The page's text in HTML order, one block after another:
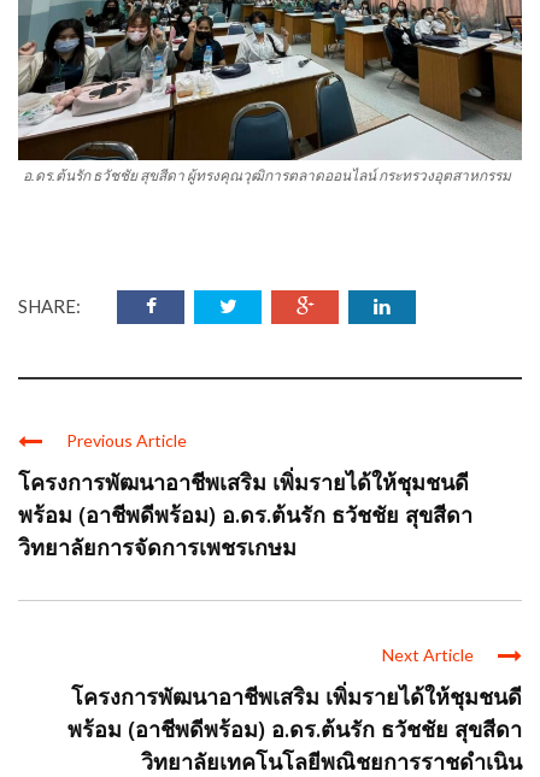
อ.ดร.ต้นรัก ธวัชชัย สุขสีดา ผู้ทรงคุณวุฒิการตลาดออนไลน์ กระทรวงอุตสาหกรรม
SHARE:
Previous Article
โครงการพัฒนาอาชีพเสริม เพิ่มรายได้ให้ชุมชนดี
พร้อม (อาชีพดีพร้อม) อ.ดร.ต้นรัก ธวัชชัย สุขสีดา
วิทยาลัยการจัดการเพชรเกษม
Next Article
โครงการพัฒนาอาชีพเสริม เพิ่มรายได้ให้ชุมชนดี
พร้อม (อาชีพดีพร้อม) อ.ดร.ต้นรัก ธวัชชัย สุขสีดา
วิทยาลัยเทคโนโลยีพณิชยการราชดำเนิน